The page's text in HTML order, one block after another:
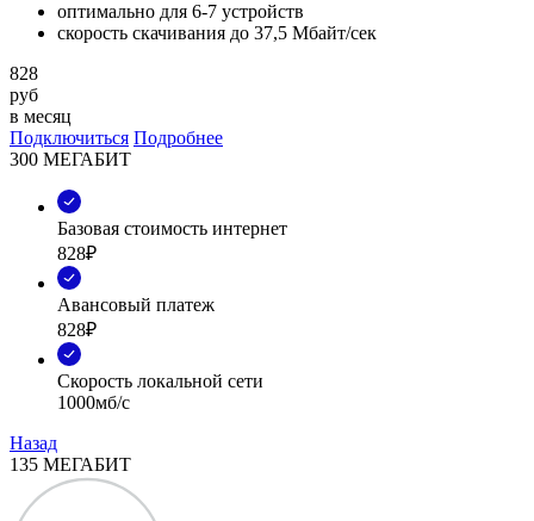
оптимально для 6-7 устройств
скорость скачивания до 37,5 Мбайт/сек
828
руб
в месяц
Подключиться Подробнее
300 МЕГАБИТ
Базовая стоимость интернет
828₽
Авансовый платеж
828₽
Скорость локальной сети
1000мб/с
Назад
135 МЕГАБИТ